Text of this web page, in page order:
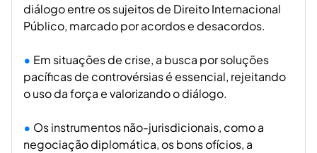
diálogo entre os sujeitos de Direito Internacional
Público, marcado por acordos e desacordos.
Em situações de crise, a busca por soluções
pacíficas de controvérsias é essencial, rejeitando
o uso da força e valorizando o diálogo.
Os instrumentos não-jurisdicionais, como a
negociação diplomática, os bons ofícios, a